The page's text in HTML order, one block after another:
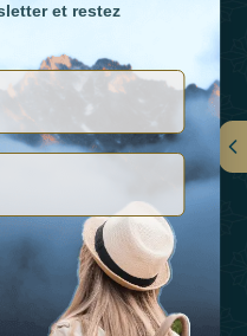
Nous
et restez